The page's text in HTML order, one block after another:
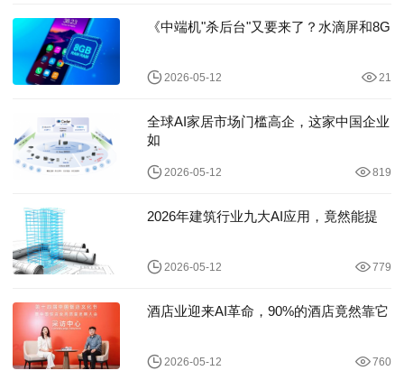
《中端机"杀后台"又要来了？水滴屏和8G
2026-05-12 21
全球AI家居市场门槛高企，这家中国企业
如
2026-05-12 819
2026年建筑行业九大AI应用，竟然能提
2026-05-12 779
酒店业迎来AI革命，90%的酒店竟然靠它
2026-05-12 760